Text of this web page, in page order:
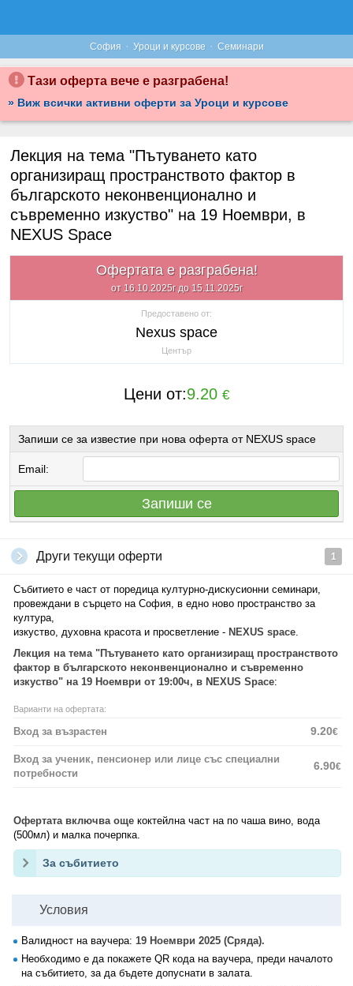
София · Уроци и курсове · Семинари
Тази оферта вече е разграбена!
» Виж всички активни оферти за Уроци и курсове
Лекция на тема "Пътуването като
организиращ пространството фактор в
българското неконвенционално и
съвременно изкуство" на 19 Ноември, в
NEXUS Space
Офертата е разграбена!
от 16.10.2025г до 15.11.2025г
Предоставено от:
Nexus space
Център
Цени от:9.20 €
Запиши се за известие при нова оферта от NEXUS space
Email:
Запиши се
Други текущи оферти 1
Събитието е част от поредица културно-дискусионни семинари,
провеждани в сърцето на София, в едно ново пространство за
култура,
изкуство, духовна красота и просветление - NEXUS space.
Лекция на тема "Пътуването като организиращ пространството
фактор в българското неконвенционално и съвременно
изкуство" на 19 Ноември от 19:00ч, в NEXUS Space:
Варианти на офертата:
Вход за възрастен 9.20€
Вход за ученик, пенсионер или лице със специални
потребности
6.90€
Офертата включва още коктейлна част на по чаша вино, вода
(500мл) и малка почерпка.
За събитието
Условия
Валидност на ваучера: 19 Ноември 2025 (Сряда).
Необходимо е да покажете QR кода на ваучера, преди началото
на събитието, за да бъдете допуснати в залата.